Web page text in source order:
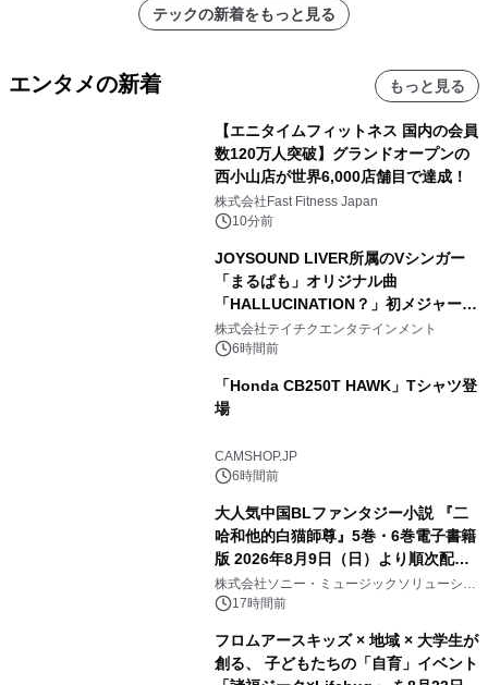
テックの新着をもっと見る
エンタメの新着 もっと見る
【エニタイムフィットネス 国内の会員
数120万人突破】グランドオープンの
西小山店が世界6,000店舗目で達成！
株式会社Fast Fitness Japan
10分前
JOYSOUND LIVER所属のVシンガー
「まるぱも」オリジナル曲
「HALLUCINATION？」初メジャー配
信リリース決定！
株式会社テイチクエンタテインメント
6時間前
「Honda CB250T HAWK」Tシャツ登
場
CAMSHOP.JP
6時間前
大人気中国BLファンタジー小説 『二
哈和他的白猫師尊』5巻・6巻電子書籍
版 2026年8月9日（日）より順次配信
開始
株式会社ソニー・ミュージックソリューショ
ンズ17時間前
フロムアースキッズ × 地域 × 大学生が
創る、 子どもたちの「自育」イベント